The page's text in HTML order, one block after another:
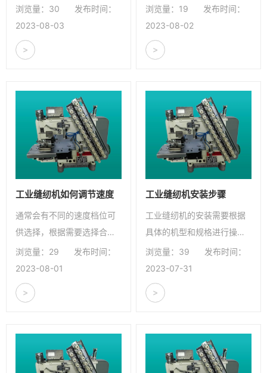
缝纫和无底线缝纫，提高缝
纫效率和质量。
浏览量：30
发布时间：
2023-08-03
>
纺织品。
浏览量：19
发布时间：
2023-08-02
>
工业缝纫机如何调节速度
通常会有不同的速度档位可
供选择，根据需要选择合适
的速度档位。
浏览量：29
发布时间：
2023-08-01
>
工业缝纫机安装步骤
工业缝纫机的安装需要根据
具体的机型和规格进行操
作，正确的安装能够确保缝
纫机的稳定运行和良好的缝
纫效果。
浏览量：39
发布时间：
2023-07-31
>
微信号：
点击复制微信号